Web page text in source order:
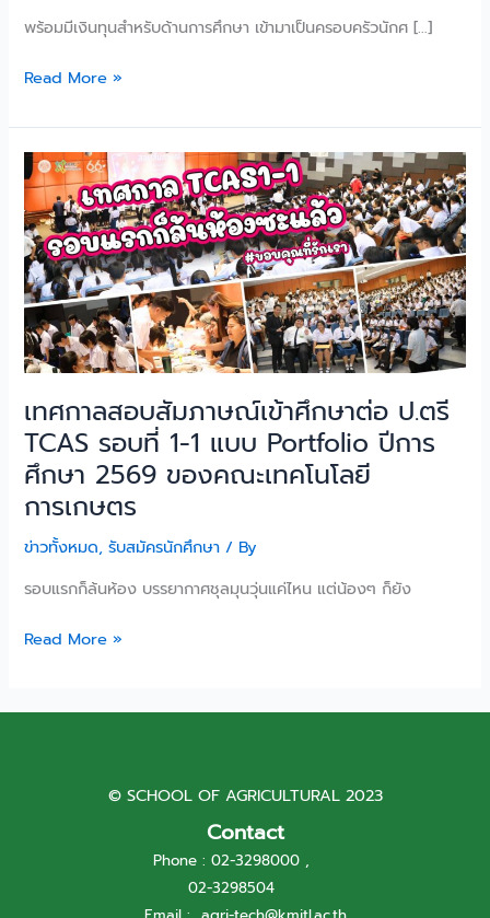
พร้อมมีเงินทุนสำหรับด้านการศึกษา เข้ามาเป็นครอบครัวนักศ […]
Read More »
เทศกาลสอบสัมภาษณ์เข้าศึกษาต่อ ป.ตรี
TCAS รอบที่ 1-1 แบบ Portfolio ปีการ
ศึกษา 2569 ของคณะเทคโนโลยี
การเกษตร
ข่าวทั้งหมด,รับสมัครนักศึกษา / By
รอบแรกก็ล้นห้อง บรรยากาศชุลมุนวุ่นแค่ไหน แต่น้องๆ ก็ยัง
เทศกาล
สอบ
สัมภาษณ์
เข้า
ศึกษา
ต่อ
ป.ตรี
TCAS
รอบ
ที่
1-
แบบ
Portfolio
การ
ศึกษา
ของ
การเกษตร
Read More »
© SCHOOL OF AGRICULTURAL 2023
Contact
Phone : 02-3298000 ,
02-3298504